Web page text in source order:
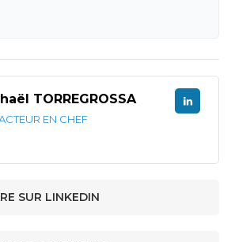
TORREGROSSA
EN CHEF
SUR LINKEDIN